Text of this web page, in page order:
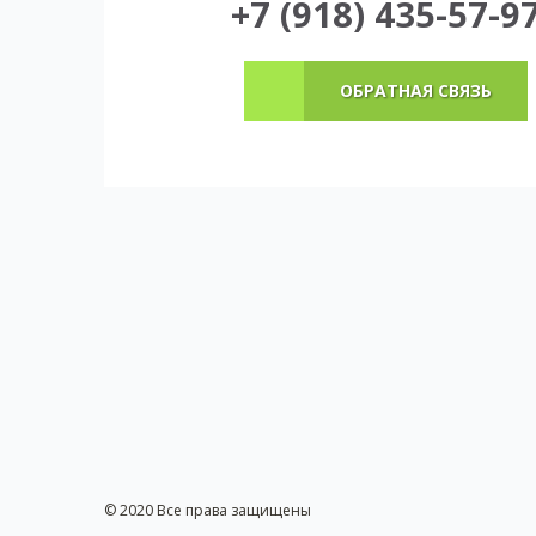
+7 (918) 435-57-
ОБРАТНАЯ СВЯЗЬ
© 2020 Все права защищены